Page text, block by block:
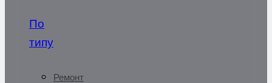
По
типу
Ремонт